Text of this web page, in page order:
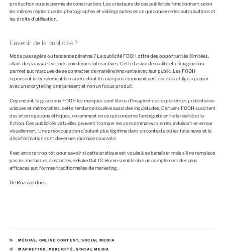
production ou aux permis de construction. Les créateurs de ces publicités fonctionnent selon
les mêmes règles que les photographes et vidéographes en ce qui concerne les autorisations et
les droits d’utilisation.
L’avenir de la publicité ?
Mode passagère ou tendance pérenne ? La publicité FOOH offre des opportunités illimitées,
allant des voyages virtuels aux démos interactives. Cette fusion de réalité et d’imagination
permet aux marques de se connecter de manière innovante avec leur public. Les FOOH
repensent intégralement la manière dont les marques communiquent car cela oblige à penser
avec un storytelling omniprésent et non un focus produit.
Cependant, si grâce aux FOOH les marques sont libres d’imaginer des expériences publicitaires
uniques et mémorables, cette tendance soulève aussi des inquiétudes. Certains FOOH suscitent
des interrogations éthiques, notamment en ce qui concerne l’ambiguïté entre la réalité et la
fiction. Ces publicités virtuelles peuvent tromper les consommateurs en les induisant en erreur
visuellement. Une préoccupation d’autant plus légitime dans un contexte où les fake news et la
désinformation sont devenues monnaie courante.
Il est encore trop tôt pour savoir si cette pratique est vouée à se banaliser mais s’il ne remplace
pas les méthodes existantes, le Fake Out Of Home semble être un complément des plus
efficaces aux formes traditionnelles de marketing.
De Rozaven Inès
C
MÉDIAS, ONLINE CONTENT, SOCIAL MEDIA
É
MARKETING, PUBLICITÉ,SOCIAL MEDIA